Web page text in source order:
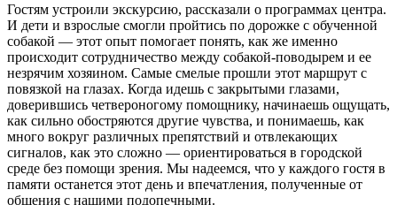
Гостям устроили экскурсию, рассказали о программах центра.
И дети и взрослые смогли пройтись по дорожке с обученной
собакой — этот опыт помогает понять, как же именно
происходит сотрудничество между собакой-поводырем и ее
незрячим хозяином. Самые смелые прошли этот маршрут с
повязкой на глазах. Когда идешь с закрытыми глазами,
доверившись четвероногому помощнику, начинаешь ощущать,
как сильно обостряются другие чувства, и понимаешь, как
много вокруг различных препятствий и отвлекающих
сигналов, как это сложно — ориентироваться в городской
среде без помощи зрения. Мы надеемся, что у каждого гостя в
памяти останется этот день и впечатления, полученные от
общения с нашими подопечными.